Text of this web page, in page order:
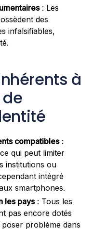
: Les
des
infalsifiables,
à
compatibles:
qui peut limiter
institutions ou
intégré
smartphones.
les pays: Tous les
pas encore dotés
poser problème dans